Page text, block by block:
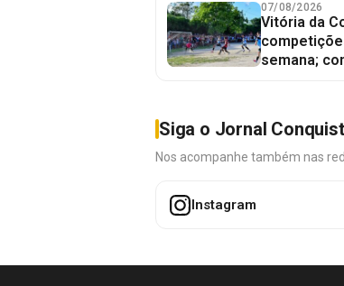
07/08/2026
Vitória da
semana;
Siga o Jornal
Nos acompanhe também nas
Instagram